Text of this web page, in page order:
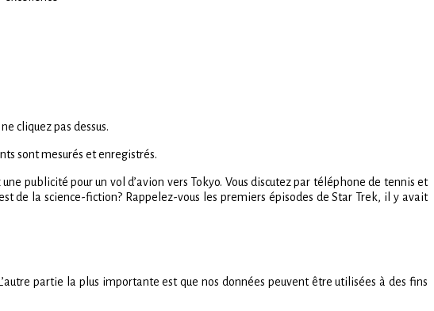
cliquez pas dessus.
sont mesurés et enregistrés.
publicité pour un vol d’avion vers Tokyo. Vous discutez par téléphone de tennis et
de la science-fiction? Rappelez-vous les premiers épisodes de Star Trek, il y avait
partie la plus importante est que nos données peuvent être utilisées à des fins